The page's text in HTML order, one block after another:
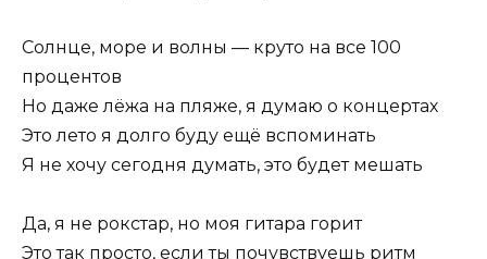
Солнце, море и волны — круто на все 100
процентов
Но даже лёжа на пляже, я думаю о концертах
Это лето я долго буду ещё вспоминать
Я не хочу сегодня думать, это будет мешать
Да, я не рокстар, но моя гитара горит
Это так просто, если ты почувствуешь ритм